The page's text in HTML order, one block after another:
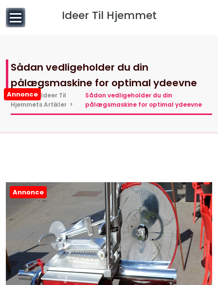
indhold
Ideer Til Hjemmet
Annonce
Sådan vedligeholder du din
pålægsmaskine for optimal ydeevne
Hjem> Ideer Til
Hjemmets Artikler >
Sådan vedligeholder du din
pålægsmaskine for optimal ydeevne
Annonce